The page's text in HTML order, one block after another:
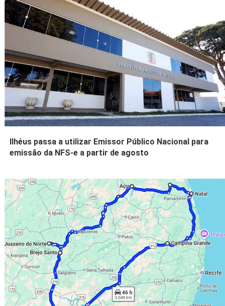
Ilhéus passa a utilizar Emissor Público Nacional para
emissão da NFS-e a partir de agosto